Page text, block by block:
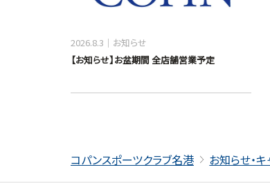
コパンスポーツクラブ名港 お知らせ・
【お知らせ】お盆期間 全店舗営業予定
2026.8.3
お知らせ